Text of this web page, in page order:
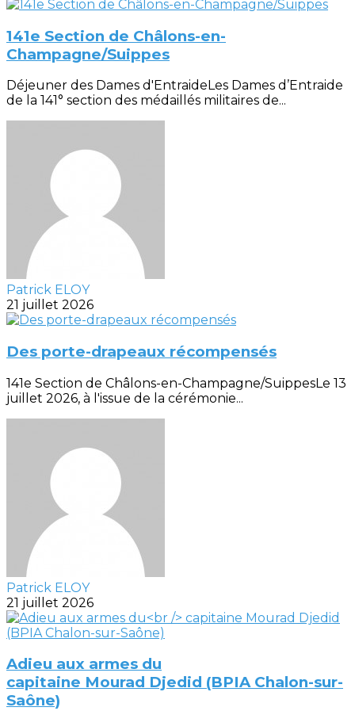
141e Section de Châlons-en-
Champagne/Suippes
Déjeuner des Dames d'EntraideLes Dames d’Entraide
de la 141° section des médaillés militaires de...
Patrick ELOY
21 juillet 2026
Des porte-drapeaux récompensés
141e Section de Châlons-en-Champagne/SuippesLe 13
juillet 2026, à l'issue de la cérémonie...
Patrick ELOY
21 juillet 2026
Adieu aux armes du
capitaine Mourad Djedid (BPIA Chalon-sur-
Saône)